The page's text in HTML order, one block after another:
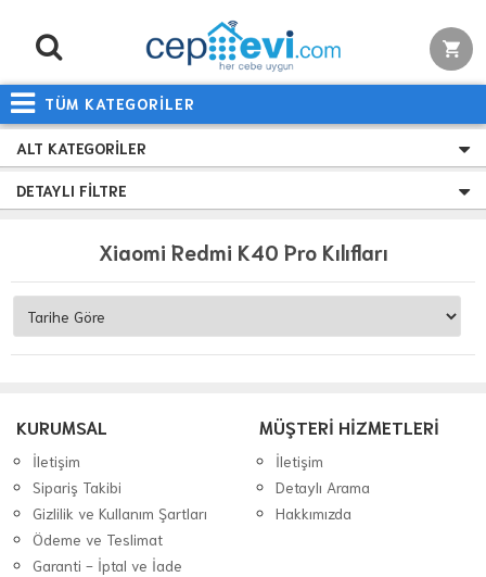
TÜM KATEGORİLER
ALT KATEGORILER
DETAYLI FILTRE
Xiaomi Redmi K40 Pro Kılıfları
KURUMSAL
İletişim
Sipariş Takibi
Gizlilik ve Kullanım Şartları
Ödeme ve Teslimat
Garanti - İptal ve İade
MÜŞTERİ HİZMETLERİ
İletişim
Detaylı Arama
Hakkımızda